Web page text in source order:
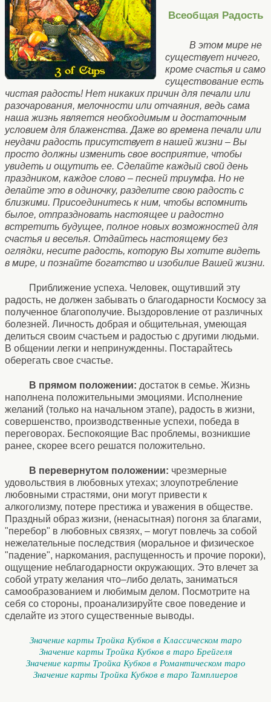
Всеобщая Радость
В этом мире не
существует ничего,
кроме счастья и само
существование есть
чистая радость! Нет никаких причин для печали или
разочарования, мелочности или отчаяния, ведь сама
наша жизнь является необходимым и достаточным
условием для блаженства. Даже во времена печали или
неудачи радость присутствует в нашей жизни – Вы
просто должны изменить свое восприятие, чтобы
увидеть и ощутить ее. Сделайте каждый свой день
праздником, каждое слово – песней триумфа. Но не
делайте это в одиночку, разделите свою радость с
близкими. Присоединитесь к ним, чтобы вспомнить
былое, отпраздновать настоящее и радостно
встретить будущее, полное новых возможностей для
счастья и веселья. Отдайтесь настоящему без
оглядки, несите радость, которую Вы хотите видеть
в мире, и познайте богатство и изобилие Вашей жизни.
Приближение успеха. Человек, ощутивший эту
радость, не должен забывать о благодарности Космосу за
полученное благополучие. Выздоровление от различных
болезней. Личность добрая и общительная, умеющая
делиться своим счастьем и радостью с другими людьми.
В общении легки и непринужденны. Постарайтесь
оберегать свое счастье.
В прямом положении: достаток в семье. Жизнь
наполнена положительными эмоциями. Исполнение
желаний (только на начальном этапе), радость в жизни,
совершенство, производственные успехи, победа в
переговорах. Беспокоящие Вас проблемы, возникшие
ранее, скорее всего решатся положительно.
В перевернутом положении: чрезмерные
удовольствия в любовных утехах; злоупотребление
любовными страстями, они могут привести к
алкоголизму, потере престижа и уважения в обществе.
Праздный образ жизни, (ненасытная) погоня за благами,
"перебор" в любовных связях, – могут повлечь за собой
нежелательные последствия (моральное и физическое
"падение", наркомания, распущенность и прочие пороки),
ощущение неблагодарности окружающих. Это влечет за
собой утрату желания что–либо делать, заниматься
самообразованием и любимым делом. Посмотрите на
себя со стороны, проанализируйте свое поведение и
сделайте из этого существенные выводы.
Значение карты Тройка Кубков в Классическом таро
Значение карты Тройка Кубков в таро Брейгеля
Значение карты Тройка Кубков в Романтическом таро
Значение карты Тройка Кубков в таро Тамплиеров